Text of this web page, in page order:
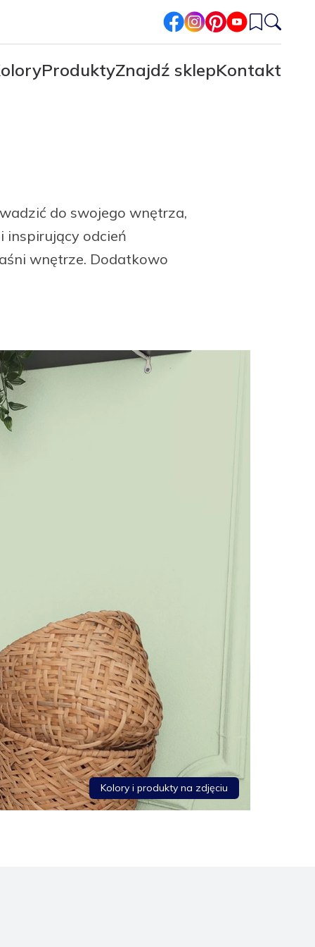
facebook
instagram
pinterest
youtube
ProduktyZnajdź sklepKontakt
do swojego wnętrza,
inspirujący odcień
wnętrze. Dodatkowo
Kolory i produkty na zdjęciu